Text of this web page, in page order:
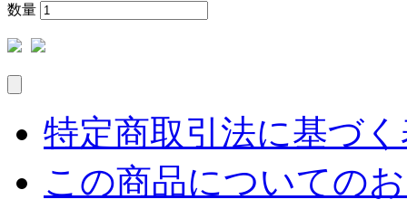
数量
特定商取引法に基づ
この商品についての